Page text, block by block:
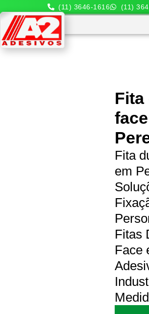
(11) 3646-1616 (11)
Fita
em
Fitas
Face